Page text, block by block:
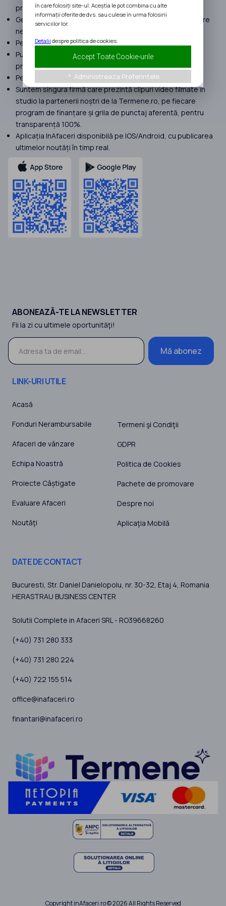
proiectelor.
Gestionăm proiecte cu peste 120 milioane EURO finanțare
nerambursabilă atrasă în 2025.
Peste 400 de clienți în anul 2025.
Punem focus doar pe proiecte complexe. Nu preluăm
proiecte Start Up Nation.
Peste 190 review-uri Google doar cu 5★.
Suntem singura firmă care prezintă clipuri video filmate în
studio la partenerii noștri de la Termene.ro, pe fiecare
program de finanțare și grila de punctaj aferentă, pentru
transparență 100%.
Aplicația InAfaceri disponibilă pe IOS/Android, cu publicarea
ultimelor noutăți în timp real.
ABONEAZĂ-TE LA NEWSLETTER
Fii la zi cu ultimele oportunităţi!
Mă abonez
LINK-URI UTILE
Acasă
Fonduri Nerambursabile
Afaceri de vânzare
Echipa Noastră
Proiecte Câștigate
Evaluare Afaceri
Noutăţi
Termeni şi Condiţii
GDPR
Politica de Cookies
Pachete de promovare
Despre noi
Aplicaţia Mobilă
DATE DE CONTACT
Bucuresti , Str. Daniel Danielopolu, nr. 30-32, Etaj 4, Romania
HERASTRAU BUSINESS CENTER
Solutii Complete in Afaceri SRL - RO39668260
(+40) 731 280 333
(+40) 731 280 224
(+40) 722 155 514
office@inafaceri.ro
finantari@inafaceri.ro
Copyright inAfaceri.ro © 2026 All Rights Reserved
în care folosiți site-ul. Aceștia le pot combina cu alte
informații oferite de dvs. sau culese în urma folosirii
serviciilor lor.
Detalii despre politica de cookies.
Accept Toate Cookie-urile
keyboard_arrow_right Administreaza Preferintele